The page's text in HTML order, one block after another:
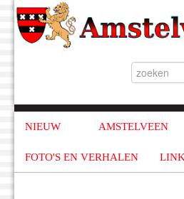
NIEUW AMSTELVEEN
FOTO'S EN VERHALEN